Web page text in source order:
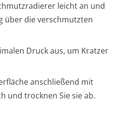
leicht an und
über die verschmutzten
Druck aus, um Kratzer
anschließend mit
und trocknen Sie sie ab.